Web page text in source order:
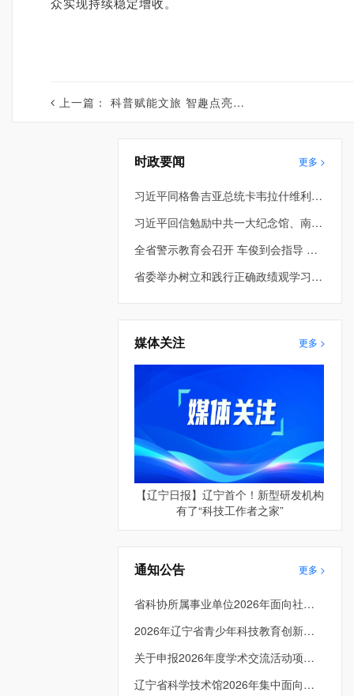
上一篇： 科普赋能文旅 智趣点亮古村——朝阳市朝阳县科普盛宴亮相石灰窑沟景区
时政要闻 更多 >
习近平同格鲁吉亚总统卡韦拉什维利就中格建交34周年互致贺电并共同宣布将双边关系提升为全面战略伙伴关系
习近平回信勉励中共一大纪念馆、南湖革命纪念馆少先队红领巾讲解员
全省警示教育会召开 车俊到会指导 许昆林主持并讲话 王新伟周波熊茂平出席
省委举办树立和践行正确政绩观学习教育第2期读书班暨省委理论学习中心组专题学习会 车俊到会指导 许昆林主持并讲话
媒体关注 更多 >
【辽宁日报】辽宁首个！新型研发机构
有了“科技工作者之家”
通知公告 更多 >
省科协所属事业单位2026年面向社会公开招聘工作人员面试公告
2026年辽宁省青少年科技教育创新成果大赛入围决赛项目公示
关于申报2026年度学术交流活动项目的通知
辽宁省科学技术馆2026年集中面向社会公开招聘拟进入面试人员资格复审递补公告